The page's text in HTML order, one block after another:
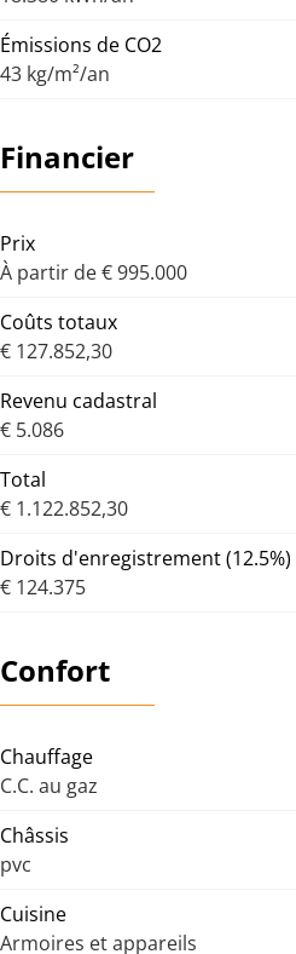
Émissions de CO2
43 kg/m²/an
Financier
Prix
À partir de € 995.000
Coûts totaux
€ 127.852,30
Revenu cadastral
€ 5.086
Total
€ 1.122.852,30
Droits d'enregistrement (12.5%)
€ 124.375
Confort
Chauffage
C.C. au gaz
Châssis
pvc
Cuisine
Armoires et appareils